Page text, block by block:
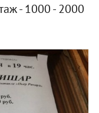
- 1000 - 2000